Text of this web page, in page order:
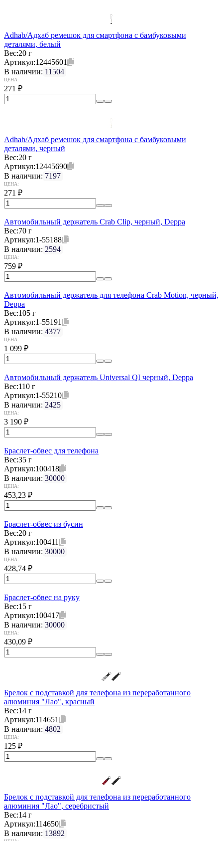
Adhab/Адхаб ремешок для смартфона с бамбуковыми
деталями, белый
Вес:20 г
Артикул:12445601
В наличии: 11504
ЦЕНА:
271 ₽
Adhab/Адхаб ремешок для смартфона с бамбуковыми
деталями, черный
Вес:20 г
Артикул:12445690
В наличии: 7197
ЦЕНА:
271 ₽
Автомобильный держатель Crab Clip, черный, Deppa
Вес:70 г
Артикул:1-55188
В наличии: 2594
ЦЕНА:
759 ₽
Автомобильный держатель для телефона Crab Motion, черный,
Deppa
Вес:105 г
Артикул:1-55191
В наличии: 4377
ЦЕНА:
1 099 ₽
Автомобильный держатель Universal QI черный, Deppa
Вес:110 г
Артикул:1-55210
В наличии: 2425
ЦЕНА:
3 190 ₽
Браслет-обвес для телефона
Вес:35 г
Артикул:100418
В наличии: 30000
ЦЕНА:
453,23 ₽
Браслет-обвес из бусин
Вес:20 г
Артикул:100411
В наличии: 30000
ЦЕНА:
428,74 ₽
Браслет-обвес на руку
Вес:15 г
Артикул:100417
В наличии: 30000
ЦЕНА:
430,09 ₽
Брелок с подставкой для телефона из переработанного
алюминия "Лао", красный
Вес:14 г
Артикул:114651
В наличии: 4802
ЦЕНА:
125 ₽
Брелок с подставкой для телефона из переработанного
алюминия "Лао", серебристый
Вес:14 г
Артикул:114650
В наличии: 13892